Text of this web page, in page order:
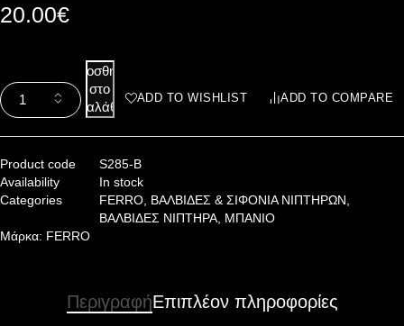
20.00€
Προσθήκη
στο
καλάθι
ADD TO WISHLIST ADD TO COMPARE
Product code
S285-B
Availability
In stock
Categories
FERRO, ΒΑΛΒΙΔΕΣ & ΣΙΦΟΝΙΑ ΝΙΠΤΗΡΩΝ,
ΒΑΛΒΙΔΕΣ ΝΙΠΤΗΡΑ, ΜΠΑΝΙΟ
Μάρκα: FERRO
ΠεριγραφήΕπιπλέον πληροφορίες